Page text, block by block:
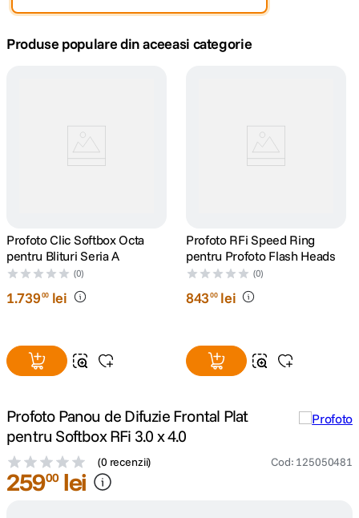
sony fx
10 . dji osmo
Produse populare din aceeasi categorie
Profoto Clic Softbox Octa
pentru Blituri Seria A
(0)
1.73900 lei
Profoto RFi Speed Ring
pentru Profoto Flash Heads
(0)
84300 lei
Profoto Panou de Difuzie Frontal Plat
pentru Softbox RFi 3.0 x 4.0
(0 recenzii) Cod: 125050481
25900 lei